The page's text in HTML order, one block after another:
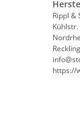
Rippl &
Kühlstr.
https://